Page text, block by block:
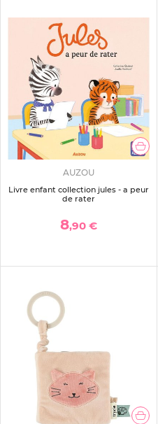
AUZOU
Livre enfant collection jules - a peur
de rater
8,90 €